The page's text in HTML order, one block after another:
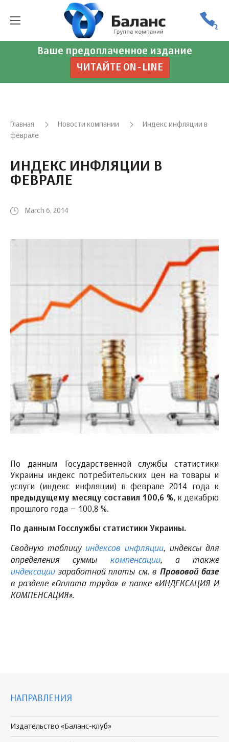
Ваше предоплаченное издание
ЧИТАЙТЕ ON-LINE
Главная Новости компании
Индекс инфляции в
феврале
ИНДЕКС ИНФЛЯЦИИ В
ФЕВРАЛЕ
March 6, 2014
По данным Государственной службы статистики
Украины индекс потребительских цен на товары и
услуги (индекс инфляции) в феврале 2014 года к
предыдущему месяцу составил 100,6 %, к декабрю
прошлого года – 100,8 %.
По данным Госслужбы статистики Украины.
Сводную таблицу индексов инфляции, индексы для
определения суммы компенсации, а также
индексациизаработной платы см. в Правовой базе
в разделе «Оплата труда» в папке «ИНДЕКСАЦИЯ И
КОМПЕНСАЦИЯ».
НАПРАВЛЕНИЯ
Издательство «Баланс-клуб»